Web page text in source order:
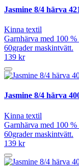
Jasmine 8/4 härva
Kinna textil
Garnhärva med 100
60grader maskintvätt.
139 kr
Jasmine 8/4 härva
Kinna textil
Garnhärva med 100
60grader maskintvätt.
139 kr